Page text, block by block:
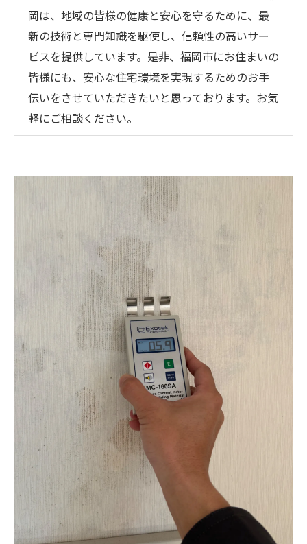
岡は、地域の皆様の健康と安心を守るために、最
新の技術と専門知識を駆使し、信頼性の高いサー
ビスを提供しています。是非、福岡市にお住まいの
皆様にも、安心な住宅環境を実現するためのお手
伝いをさせていただきたいと思っております。お気
軽にご相談ください。